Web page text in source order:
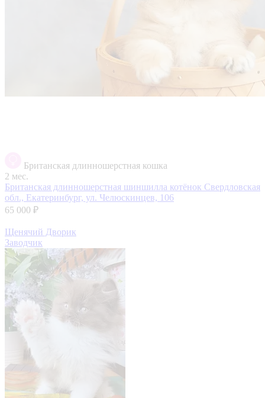
Британская длинношерстная кошка
2 мес.
Британская длинношерстная шиншилла котёнок Свердловская
обл., Екатеринбург, ул. Челюскинцев, 106
65 000 ₽
Щенячий Дворик
Заводчик